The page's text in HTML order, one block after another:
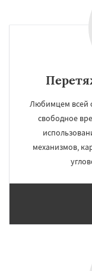
Любимцем всей
свободное
механизмов,